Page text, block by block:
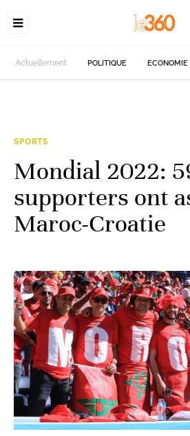
Actuellement POLITIQUE ECONOMIE
SPORTS
Mondial 2022:
supporters ont
Maroc-Croatie